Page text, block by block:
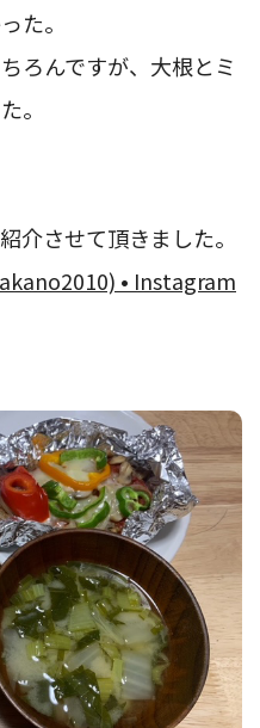
た。
ろんですが、大根とミ
。
介させて頂きました。
• Instagram